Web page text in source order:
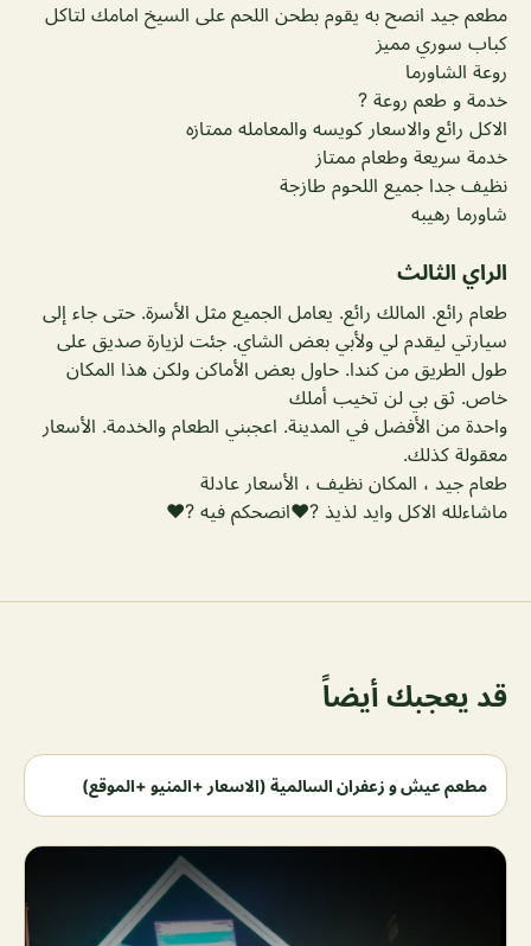
مطعم جيد انصح به يقوم بطحن اللحم على السيخ امامك لتاكل
كباب سوري مميز
روعة الشاورما
خدمة و طعم روعة ?
الاكل رائع والاسعار كويسه والمعامله ممتازه
خدمة سريعة وطعام ممتاز
نظيف جدا جميع اللحوم طازجة
شاورما رهيبه
الراي الثالث
طعام رائع. المالك رائع. يعامل الجميع مثل الأسرة. حتى جاء إلى
سيارتي ليقدم لي ولأبي بعض الشاي. جئت لزيارة صديق على
طول الطريق من كندا. حاول بعض الأماكن ولكن هذا المكان
خاص. ثق بي لن تخيب أملك
واحدة من الأفضل في المدينة. اعجبني الطعام والخدمة. الأسعار
معقولة كذلك.
طعام جيد ، المكان نظيف ، الأسعار عادلة
ماشاءلله الاكل وايد لذيذ ?♥️انصحكم فيه ?♥️
قد يعجبك أيضاً
مطعم عيش و زعفران السالمية (الاسعار +المنيو +الموقع)